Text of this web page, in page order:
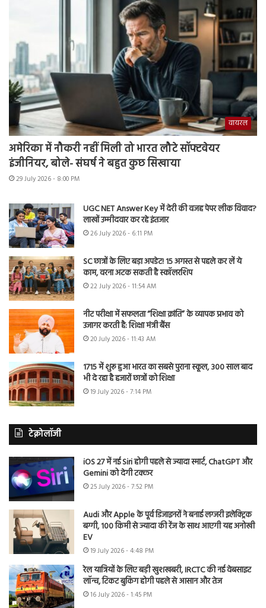
वायरल
अमेरिका में नौकरी नहीं मिली तो भारत लौटे सॉफ्टवेयर
इंजीनियर, बोले- संघर्ष ने बहुत कुछ सिखाया
29 July 2026 - 8:00 PM
UGC NET Answer Key में देरी की वजह पेपर लीक विवाद?
लाखों उम्मीदवार कर रहे इंतजार
26 July 2026 - 6:11 PM
SC छात्रों के लिए बड़ा अपडेट! 15 अगस्त से पहले कर लें ये
काम, वरना अटक सकती है स्कॉलरशिप
22 July 2026 - 11:54 AM
नीट परीक्षा में सफलता “शिक्षा क्रांति” के व्यापक प्रभाव को
उजागर करती है: शिक्षा मंत्री बैंस
20 July 2026 - 11:43 AM
1715 में शुरू हुआ भारत का सबसे पुराना स्कूल, 300 साल बाद
भी दे रहा है हजारों छात्रों को शिक्षा
19 July 2026 - 7:14 PM
टेक्नोलॉजी
iOS 27 में नई Siri होगी पहले से ज्यादा स्मार्ट, ChatGPT और
Gemini को देगी टक्कर
25 July 2026 - 7:52 PM
Audi और Apple के पूर्व डिजाइनरों ने बनाई लग्जरी इलेक्ट्रिक
बग्गी, 100 किमी से ज्यादा की रेंज के साथ आएगी यह अनोखी
EV
19 July 2026 - 4:48 PM
रेल यात्रियों के लिए बड़ी खुशखबरी, IRCTC की नई वेबसाइट
लॉन्च, टिकट बुकिंग होगी पहले से आसान और तेज
16 July 2026 - 1:45 PM